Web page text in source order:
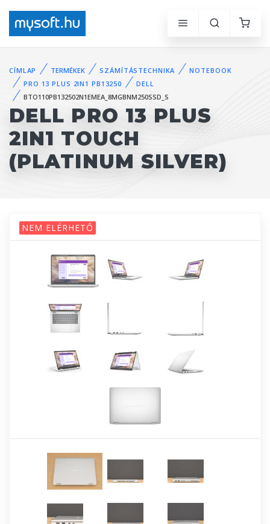
CÍMLAP TERMÉKEK SZÁMÍTÁSTECHNIKA
NOTEBOOK
PRO 13 PLUS 2IN1 PB13250
DELL
BTO110PB132502N1EMEA_8MGBNM250SSD_S
DELL PRO 13 PLUS
2IN1 TOUCH
(PLATINUM SILVER)
NEM ELÉRHETŐ